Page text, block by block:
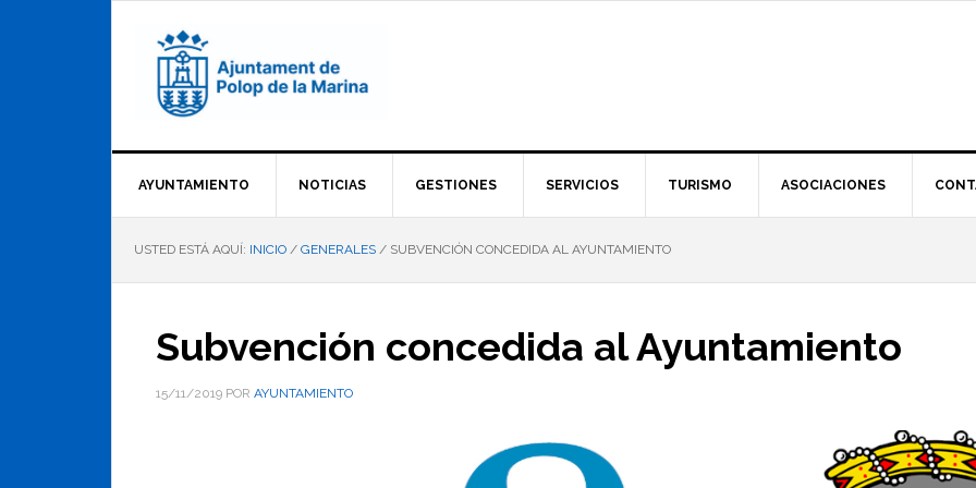
AYUNTAMIENTO NOTICIAS GESTIONES SERVICIOS TURISMO ASOCIACIONES
USTED ESTÁ AQUÍ: INICIO / GENERALES / SUBVENCIÓN CONCEDIDA AL AYUNTAMIENTO
Subvención concedida al Ayuntamiento
15/11/2019 POR AYUNTAMIENTO